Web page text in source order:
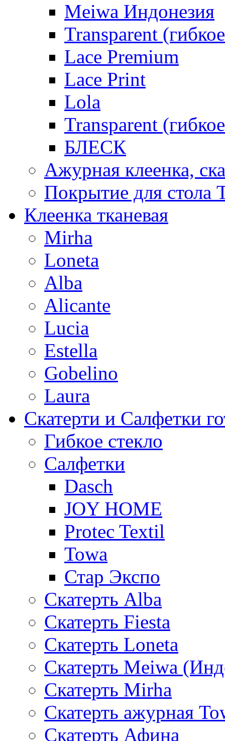
Meiwa Индонезия
Transparent
Lace Premium
Lace Print
Lola
Transparent
БЛЕСК
Ажурная клеенка,
Покрытие для стола
Клеенка тканевая
Mirha
Loneta
Alba
Alicante
Lucia
Estella
Gobelino
Laura
Скатерти и Салфетки
Гибкое стекло
Салфетки
Dasch
JOY HOME
Protec Textil
Towa
Стар Экспо
Скатерть Alba
Скатерть Fiesta
Скатерть Loneta
Скатерть Meiwa
Скатерть Mirha
Скатерть ажурная
Скатерть Афина